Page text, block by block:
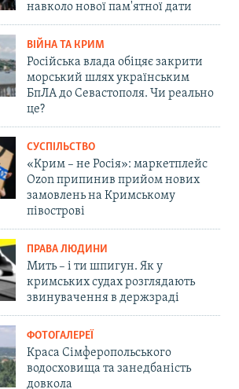
навколо нової пам'ятної дати
ВІЙНА ТА КРИМ
Російська влада обіцяє закрити
морський шлях українським
БпЛА до Севастополя. Чи реально
це?
СУСПІЛЬСТВО
«Крим – не Росія»: маркетплейс
Ozon припинив прийом нових
замовлень на Кримському
півострові
ПРАВА ЛЮДИНИ
Мить – і ти шпигун. Як у
кримських судах розглядають
звинувачення в держзраді
ФОТОГАЛЕРЕЇ
Краса Сімферопольського
водосховища та занедбаність
довкола